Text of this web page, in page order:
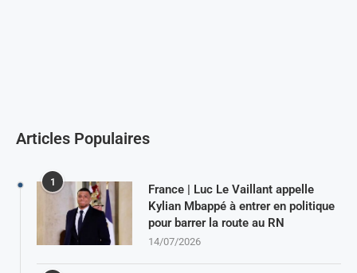
Articles Populaires
1
France | Luc Le Vaillant appelle
Kylian Mbappé à entrer en politique
pour barrer la route au RN
14/07/2026